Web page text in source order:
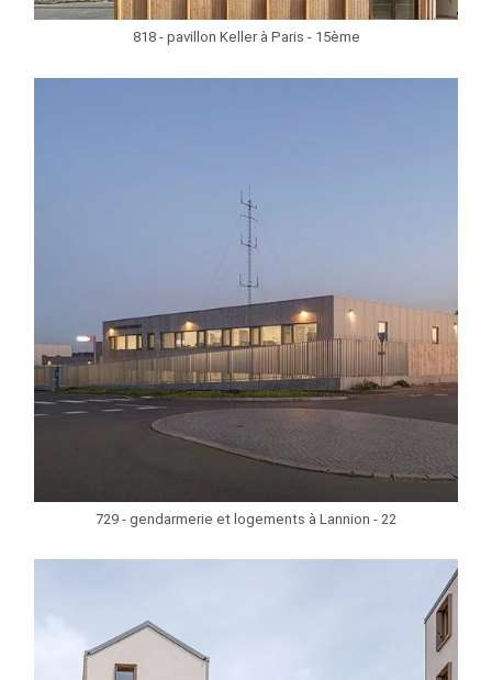
818 - pavillon Keller à Paris - 15ème
729 - gendarmerie et logements à Lannion - 22